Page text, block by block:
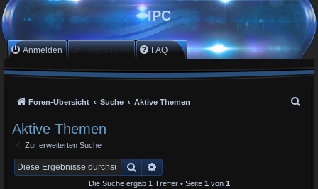
IPC
Anmelden Registrieren FAQ
Foren-Übersicht Suche Aktive Themen
Aktive Themen
Zur erweiterten Suche
Suche
Die Suche ergab 1 Treffer • Seite 1 von 1